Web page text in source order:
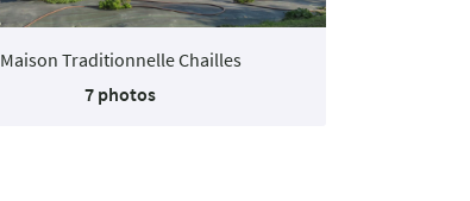
Maison Traditionnelle Chailles
7 photos